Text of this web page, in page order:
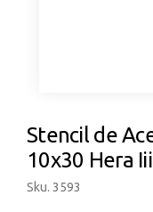
Stencil de
10x30 Hera
Sku. 3593